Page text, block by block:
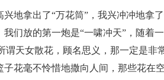
地拿出了“万花筒”，我兴冲冲地拿
们放的第一炮是“一啸冲天”，随着
谓天女散花，顾名思义，那一定是非
花毫不怜惜地撒向人间，那些花在